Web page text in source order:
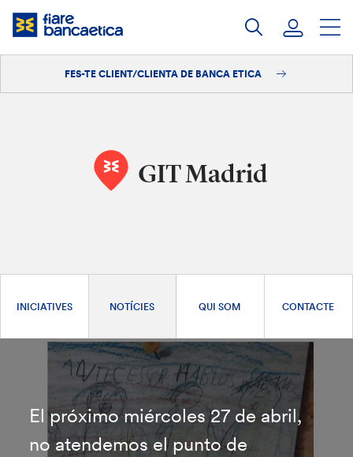
Salta
Iniciar sessióFES-TE CLIENT/CLIENTA DE BANCA ETICA
GIT Madrid
INICIATIVES NOTÍCIES QUI SOM CONTACTE
El próximo miércoles 27 de abril,
no atendemos el punto de